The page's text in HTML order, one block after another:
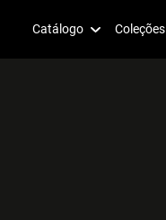
Catálogo Coleções